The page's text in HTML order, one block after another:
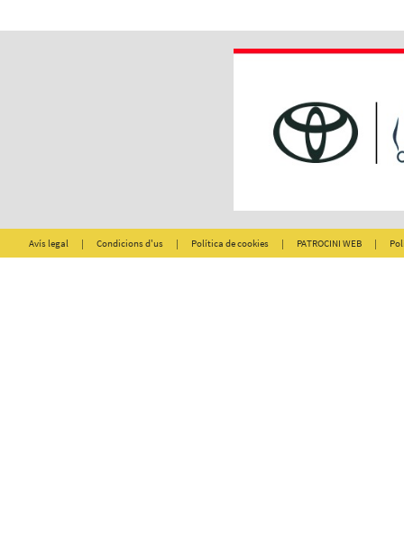
Avís legal | Condicions d'us | Política de cookies | PATROCINI WEB |